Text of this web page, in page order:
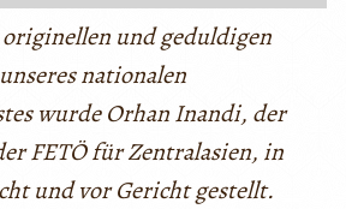
und geduldigen
nationalen
wurde Orhan Inandi, der
FETÖ für Zentralasien, in
und vor Gericht gestellt.